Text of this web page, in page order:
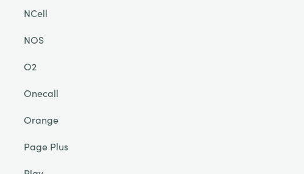
NCell
NOS
O2
Onecall
Orange
Page Plus